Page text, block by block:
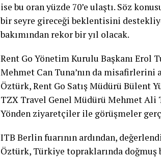
ise bu oran yüzde 70’e ulaştı. Söz
bir seyre gireceği beklentisini
bakımından rekor bir yıl olacak.
Rent Go Yönetim Kurulu Başkanı Erol
Mehmet Can Tuna’nın da misafirlerini
Öztürk, Rent Go Satış Müdürü Bülent
TZX Travel Genel Müdürü Mehmet
Yönden ziyaretçiler ile görüşmeler
ITB Berlin fuarının ardından,
Öztürk, Türkiye topraklarında